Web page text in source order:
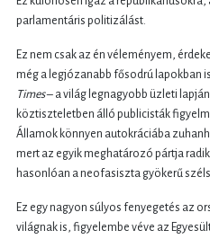
parlamentáris politizálást.
Ez nem csak az én véleményem,
még a legjózanabb fősodrú lapokban
Times– a világ legnagyobb üzleti
köztiszteletben álló publicisták
Államok könnyen autokráciába
mert az egyik meghatározó pártja
hasonlóan a neofasiszta gyökerű
Ez egy nagyon súlyos fenyegetés az
világnak is, figyelembe véve az